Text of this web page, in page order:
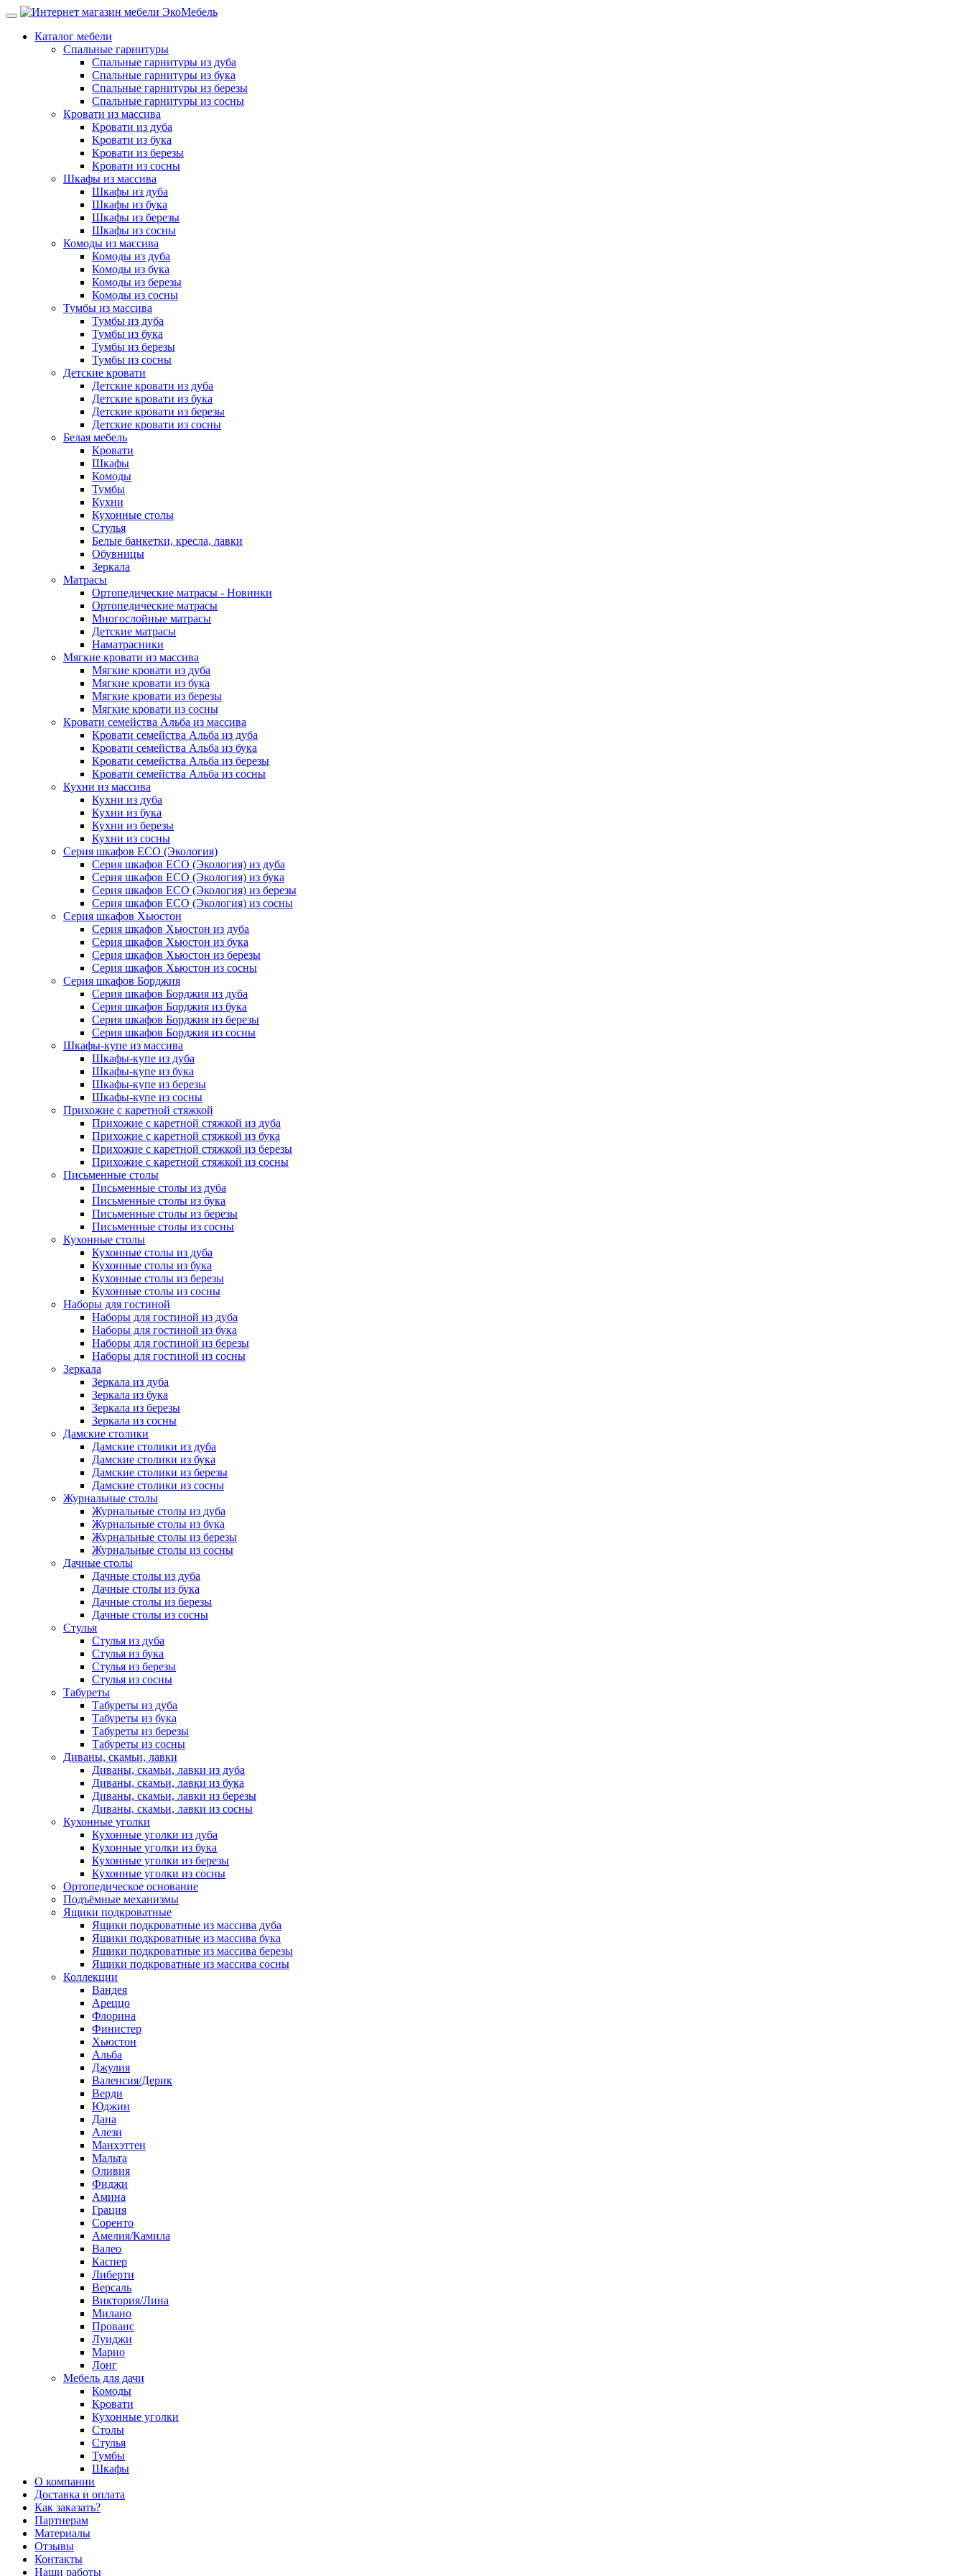
Каталог мебели
Спальные гарнитуры
Спальные гарнитуры из дуба
Спальные гарнитуры из бука
Спальные гарнитуры из березы
Спальные гарнитуры из сосны
Кровати из массива
Кровати из дуба
Кровати из бука
Кровати из березы
Кровати из сосны
Шкафы из массива
Шкафы из дуба
Шкафы из бука
Шкафы из березы
Шкафы из сосны
Комоды из массива
Комоды из дуба
Комоды из бука
Комоды из березы
Комоды из сосны
Тумбы из массива
Тумбы из дуба
Тумбы из бука
Тумбы из березы
Тумбы из сосны
Детские кровати
Детские кровати из дуба
Детские кровати из бука
Детские кровати из березы
Детские кровати из сосны
Белая мебель
Кровати
Шкафы
Комоды
Тумбы
Кухни
Кухонные столы
Стулья
Белые банкетки, кресла, лавки
Обувницы
Зеркала
Матрасы
Ортопедические матрасы - Новинки
Ортопедические матрасы
Многослойные матрасы
Детские матрасы
Наматрасники
Мягкие кровати из массива
Мягкие кровати из дуба
Мягкие кровати из бука
Мягкие кровати из березы
Мягкие кровати из сосны
Кровати семейства Альба из массива
Кровати семейства Альба из дуба
Кровати семейства Альба из бука
Кровати семейства Альба из березы
Кровати семейства Альба из сосны
Кухни из массива
Кухни из дуба
Кухни из бука
Кухни из березы
Кухни из сосны
Серия шкафов ECO (Экология)
Серия шкафов ECO (Экология) из дуба
Серия шкафов ECO (Экология) из бука
Серия шкафов ECO (Экология) из березы
Серия шкафов ECO (Экология) из сосны
Серия шкафов Хьюстон
Серия шкафов Хьюстон из дуба
Серия шкафов Хьюстон из бука
Серия шкафов Хьюстон из березы
Серия шкафов Хьюстон из сосны
Серия шкафов Борджия
Серия шкафов Борджия из дуба
Серия шкафов Борджия из бука
Серия шкафов Борджия из березы
Серия шкафов Борджия из сосны
Шкафы-купе из массива
Шкафы-купе из дуба
Шкафы-купе из бука
Шкафы-купе из березы
Шкафы-купе из сосны
Прихожие с каретной стяжкой
Прихожие с каретной стяжкой из дуба
Прихожие с каретной стяжкой из бука
Прихожие с каретной стяжкой из березы
Прихожие с каретной стяжкой из сосны
Письменные столы
Письменные столы из дуба
Письменные столы из бука
Письменные столы из березы
Письменные столы из сосны
Кухонные столы
Кухонные столы из дуба
Кухонные столы из бука
Кухонные столы из березы
Кухонные столы из сосны
Наборы для гостиной
Наборы для гостиной из дуба
Наборы для гостиной из бука
Наборы для гостиной из березы
Наборы для гостиной из сосны
Зеркала
Зеркала из дуба
Зеркала из бука
Зеркала из березы
Зеркала из сосны
Дамские столики
Дамские столики из дуба
Дамские столики из бука
Дамские столики из березы
Дамские столики из сосны
Журнальные столы
Журнальные столы из дуба
Журнальные столы из бука
Журнальные столы из березы
Журнальные столы из сосны
Дачные столы
Дачные столы из дуба
Дачные столы из бука
Дачные столы из березы
Дачные столы из сосны
Стулья
Стулья из дуба
Стулья из бука
Стулья из березы
Стулья из сосны
Табуреты
Табуреты из дуба
Табуреты из бука
Табуреты из березы
Табуреты из сосны
Диваны, скамьи, лавки
Диваны, скамьи, лавки из дуба
Диваны, скамьи, лавки из бука
Диваны, скамьи, лавки из березы
Диваны, скамьи, лавки из сосны
Кухонные уголки
Кухонные уголки из дуба
Кухонные уголки из бука
Кухонные уголки из березы
Кухонные уголки из сосны
Ортопедическое основание
Подъёмные механизмы
Ящики подкроватные
Ящики подкроватные из массива дуба
Ящики подкроватные из массива бука
Ящики подкроватные из массива березы
Ящики подкроватные из массива сосны
Коллекции
Вандея
Ареццо
Флорина
Финистер
Хьюстон
Альба
Джулия
Валенсия/Дерик
Верди
Юджин
Дана
Алези
Манхэттен
Мальта
Оливия
Фиджи
Амина
Грация
Соренто
Амелия/Камила
Валео
Каспер
Либерти
Версаль
Виктория/Лина
Милано
Прованс
Луиджи
Марио
Лонг
Мебель для дачи
Комоды
Кровати
Кухонные уголки
Столы
Стулья
Тумбы
Шкафы
О компании
Доставка и оплата
Как заказать?
Партнерам
Материалы
Отзывы
Контакты
Наши работы